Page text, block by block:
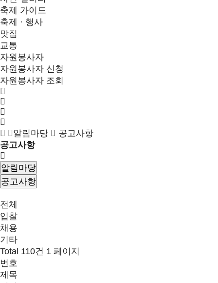
축제 가이드
축제 · 행사
맛집
교통
자원봉사자
자원봉사자 신청
자원봉사자 조회
알림마당
공고사항
공고사항
알림마당
공고사항
전체
입찰
채용
기타
Total 110건 1 페이지
번호
제목